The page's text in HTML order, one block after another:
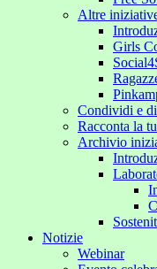
Altre
Girls
Condividi e
Racconta la
Archivio
Notizie
Webinar